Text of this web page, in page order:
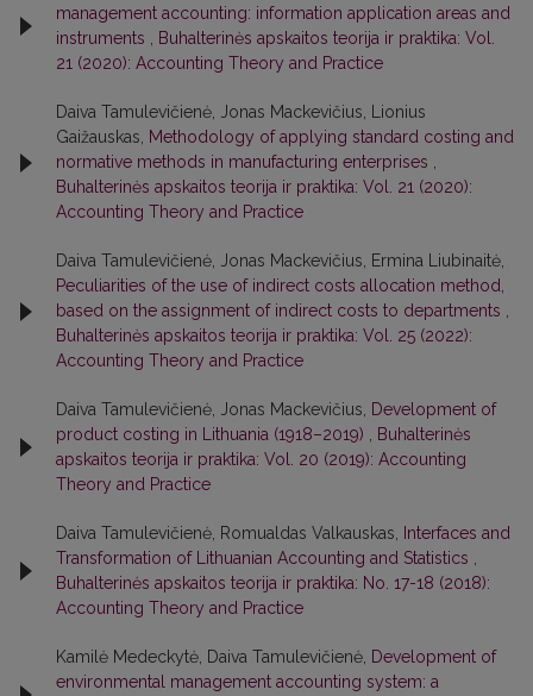
management accounting: information application areas and
instruments , Buhalterinės apskaitos teorija ir praktika: Vol.
21 (2020): Accounting Theory and Practice
Daiva Tamulevičienė, Jonas Mackevičius, Lionius
Gaižauskas, Methodology of applying standard costing and
normative methods in manufacturing enterprises ,
Buhalterinės apskaitos teorija ir praktika: Vol. 21 (2020):
Accounting Theory and Practice
Daiva Tamulevičienė, Jonas Mackevičius, Ermina Liubinaitė,
Peculiarities of the use of indirect costs allocation method,
based on the assignment of indirect costs to departments ,
Buhalterinės apskaitos teorija ir praktika: Vol. 25 (2022):
Accounting Theory and Practice
Daiva Tamulevičienė, Jonas Mackevičius, Development of
product costing in Lithuania (1918–2019) , Buhalterinės
apskaitos teorija ir praktika: Vol. 20 (2019): Accounting
Theory and Practice
Daiva Tamulevičienė, Romualdas Valkauskas, Interfaces and
Transformation of Lithuanian Accounting and Statistics ,
Buhalterinės apskaitos teorija ir praktika: No. 17-18 (2018):
Accounting Theory and Practice
Kamilė Medeckytė, Daiva Tamulevičienė, Development of
environmental management accounting system: a